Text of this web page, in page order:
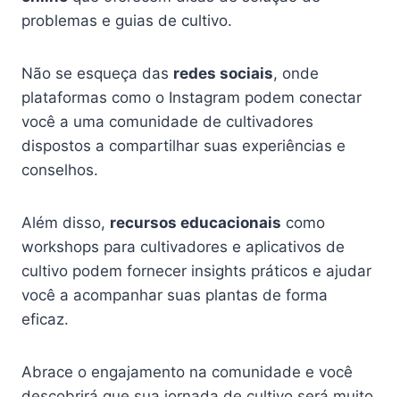
problemas e guias de cultivo.
Não se esqueça das redes sociais, onde
plataformas como o Instagram podem conectar
você a uma comunidade de cultivadores
dispostos a compartilhar suas experiências e
conselhos.
Além disso, recursos educacionais como
workshops para cultivadores e aplicativos de
cultivo podem fornecer insights práticos e ajudar
você a acompanhar suas plantas de forma
eficaz.
Abrace o engajamento na comunidade e você